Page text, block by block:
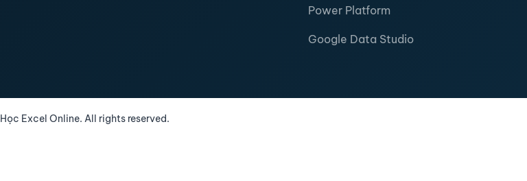
Power Platform
Google Data Studio
Học Excel Online. All rights reserved.